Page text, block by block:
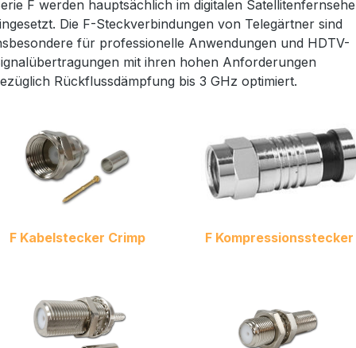
F werden hauptsächlich im digitalen
Die F-Steckverbindungen von Telegärtner sind
für professionelle Anwendungen und HDTV-
mit ihren hohen Anforderungen
Rückflussdämpfung bis 3 GHz optimiert.
F Kabelstecker Crimp F Kompressionsstecker